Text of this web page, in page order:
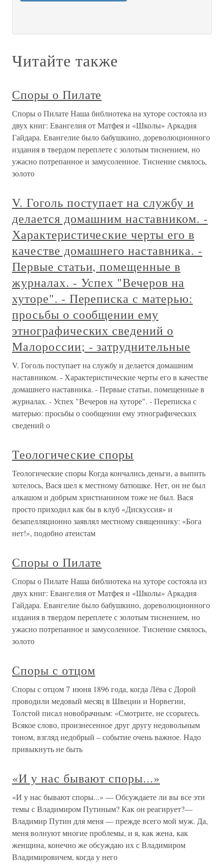
Читайте также
Споры о Пилате
Споры о Пилате Наша библиотека на хуторе состояла из
двух книг: Евангелия от Матфея и «Школы» Аркадия
Гайдара. Евангелие было бабушкино, дореволюционного
издания в твердом переплете с золотым тиснением, но
ужасно потрепанное и замусоленное. Тиснение смялось,
золото
V. Гоголь поступает на службу и
делается домашним наставником. -
Характеристические черты его в
качестве домашнего наставника. -
Первые статьи, помещенные в
журналах. - Успех "Вечеров на
хуторе". - Переписка с матерью:
просьбы о сообщении ему
этнографических сведений о
Малороссии; - затруднительные
V. Гоголь поступает на службу и делается домашним
наставником. - Характеристические черты его в качестве
домашнего наставника. - Первые статьи, помещенные в
журналах. - Успех "Вечеров на хуторе". - Переписка с
матерью: просьбы о сообщении ему этнографических
сведений о
Теологические споры
Теологические споры Когда кончались деньги, а выпить
хотелось, Вася шел к местному батюшке. Нет, он не был
алкашом и добрым христианином тоже не был. Вася
просто приходил как бы в клуб «Дискуссия» и
безапелляционно заявлял местному священнику: «Бога
нет!», подобно атеистам
Споры о Пилате
Споры о Пилате Наша библиотека на хуторе состояла из
двух книг: Евангелия от Матфея и «Школы» Аркадия
Гайдара. Евангелие было бабушкино, дореволюционного
издания в твердом переплете с золотым тиснением, но
ужасно потрепанное и замусоленное. Тиснение смялось,
золото
Споры с отцом
Споры с отцом 7 июня 1896 года, когда Лёва с Дорой
проводили медовый месяц в Швеции и Норвегии,
Толстой писал новобрачным: «Смотрите, не ссорьтесь.
Всякое слово, произнесенное друг другу недовольным
тоном, взгляд недобрый – событие очень важное. Надо
привыкнуть не быть
«И у нас бывают споры...»
«И у нас бывают споры...» — Обсуждаете ли вы все эти
темы с Владимиром Путиным? Как он реагирует?—
Владимир Путин для меня — прежде всего мой муж. Да,
меня волнуют многие проблемы, и я, как жена, как
женщина, конечно же обсуждаю их с Владимиром
Владимировичем, когда у него